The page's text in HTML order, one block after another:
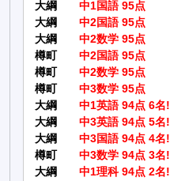
大綱
中1国語 95点
大綱
中2国語 95点
大綱
中2数学 95点
樽町
中2国語 95点
樽町
中2数学 95点
樽町
中3数学 95点
大綱
中1英語 94点 6名!
大綱
中3英語 94点 5名!
大綱
中3国語 94点 4名!
樽町
中3数学 94点 3名!
大綱
中1理科 94点 2名!